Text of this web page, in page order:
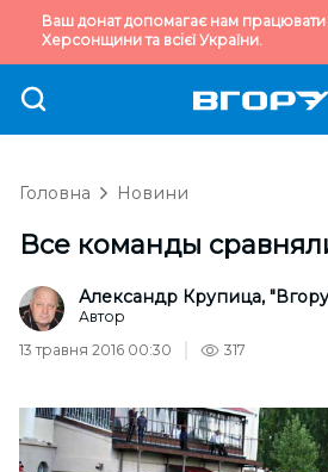
Ваш донат допомагає нам працювати
Херсонщини та всієї України.
Головна Новини
Все команды
Александр Крупица,
Автор
13 травня 2016 00:30
317